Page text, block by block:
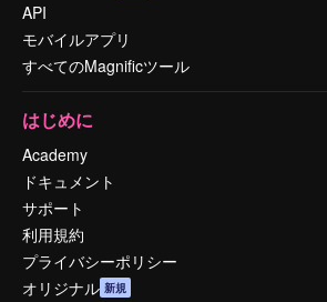
API
モバイルアプリ
すべてのMagnificツール
はじめに
Academy
ドキュメント
サポート
利用規約
プライバシーポリシー
オリジナル 新規